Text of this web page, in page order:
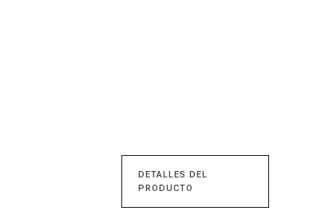
DETALLES DEL
PRODUCTO